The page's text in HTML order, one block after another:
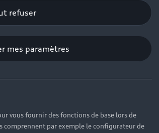
refuser
mes paramètres
vous fournir des fonctions de base lors de
par exemple le configurateur de
29200 BREST
Télécharger la fiche de contact